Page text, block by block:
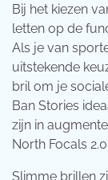
Bij het kiezen
letten op de
Als je van
uitstekende
bril om je
Ban Stories
zijn in
North Focals
Slimme brillen